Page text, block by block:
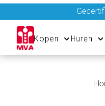
Kopen Huren